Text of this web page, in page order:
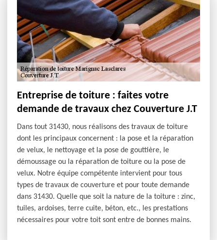
Entreprise de toiture : faites votre
demande de travaux chez Couverture J.T
Dans tout 31430, nous réalisons des travaux de toiture
dont les principaux concernent : la pose et la réparation
de velux, le nettoyage et la pose de gouttière, le
démoussage ou la réparation de toiture ou la pose de
velux. Notre équipe compétente intervient pour tous
types de travaux de couverture et pour toute demande
dans 31430. Quelle que soit la nature de la toiture : zinc,
tuiles, ardoises, terre cuite, béton, etc., les prestations
nécessaires pour votre toit sont entre de bonnes mains.